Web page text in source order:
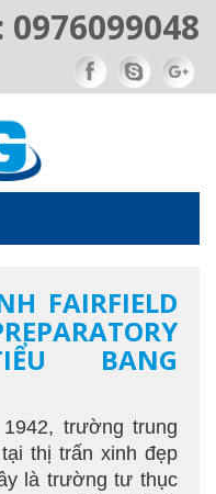
FAIRFIELD
BANG
trường trung
thị trấn xinh đẹp
là trường tư thục